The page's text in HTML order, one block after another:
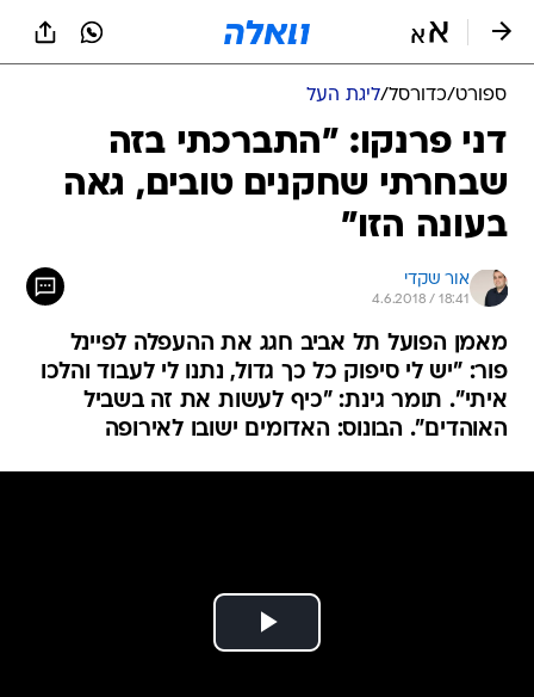
ספורט/כדורסל/ליגת העל
דני פרנקו: "התברכתי בזה
שבחרתי שחקנים טובים, גאה
בעונה הזו"
אור שקדי
4.6.2018 / 18:41
מאמן הפועל תל אביב חגג את ההעפלה לפיינל
פור: "יש לי סיפוק כל כך גדול, נתנו לי לעבוד והלכו
איתי". תומר גינת: "כיף לעשות את זה בשביל
האוהדים". הבונוס: האדומים ישובו לאירופה